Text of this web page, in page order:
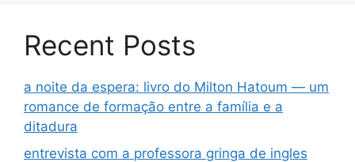
Recent Posts
a noite da espera: livro do Milton Hatoum — um
romance de formação entre a família e a
ditadura
entrevista com a professora gringa de ingles